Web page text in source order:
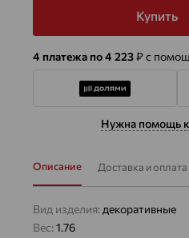
Купить
4 платежа по 4 223₽с
Нужна помощь
Описание Доставка и оплата
Вид изделия: декоративные
Вес:1.76